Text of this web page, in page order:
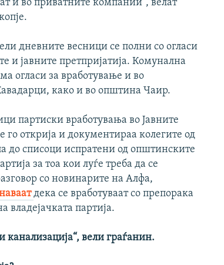
и во приватните компании“, велат
дневните весници се полни со огласи
и јавните претпријатија. Комунална
огласи за вработување и во
како и во општина Чаир.
партиски вработувања во Јавните
го открија и документираа колегите од
до списоци испратени од општинските
за тоа кои луѓе треба да се
со новинарите на Алфа,
дека се вработуваат со препорака
партија.
канализација“, вели граѓанин.